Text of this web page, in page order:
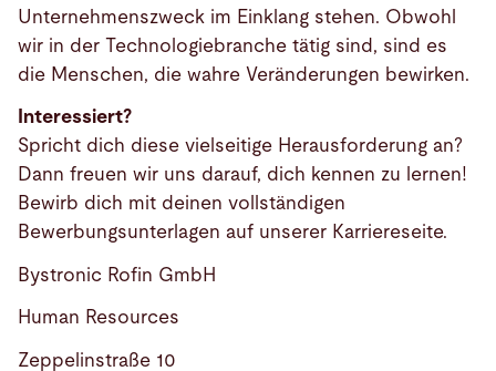
Unternehmenszweck im Einklang stehen. Obwohl
wir in der Technologiebranche tätig sind, sind es
die Menschen, die wahre Veränderungen bewirken.
Interessiert?
Spricht dich diese vielseitige Herausforderung an?
Dann freuen wir uns darauf, dich kennen zu lernen!
Bewirb dich mit deinen vollständigen
Bewerbungsunterlagen auf unserer Karriereseite.
Bystronic Rofin GmbH
Human Resources
Zeppelinstraße 10